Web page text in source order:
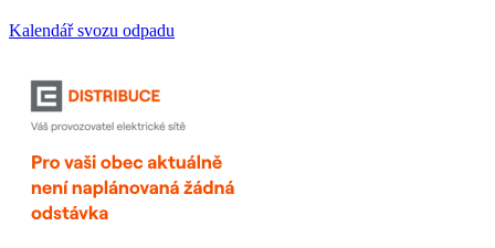
Kalendář svozu odpadu